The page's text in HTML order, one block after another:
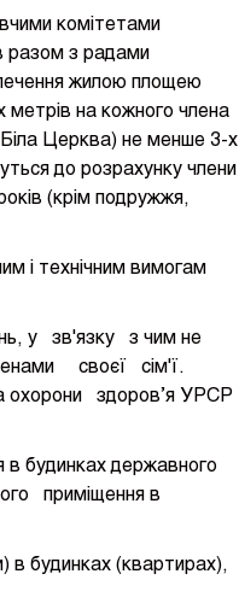
комітетами
разом з радами
жилою площею
метрів на кожного члена
Церква) не менше 3-х
до розрахунку члени
(крім подружжя,
і технічним вимогам
у зв'язку з чим не
своєї сім'ї.
охорони здоров’я УРСР
державного
приміщення в
(квартирах),